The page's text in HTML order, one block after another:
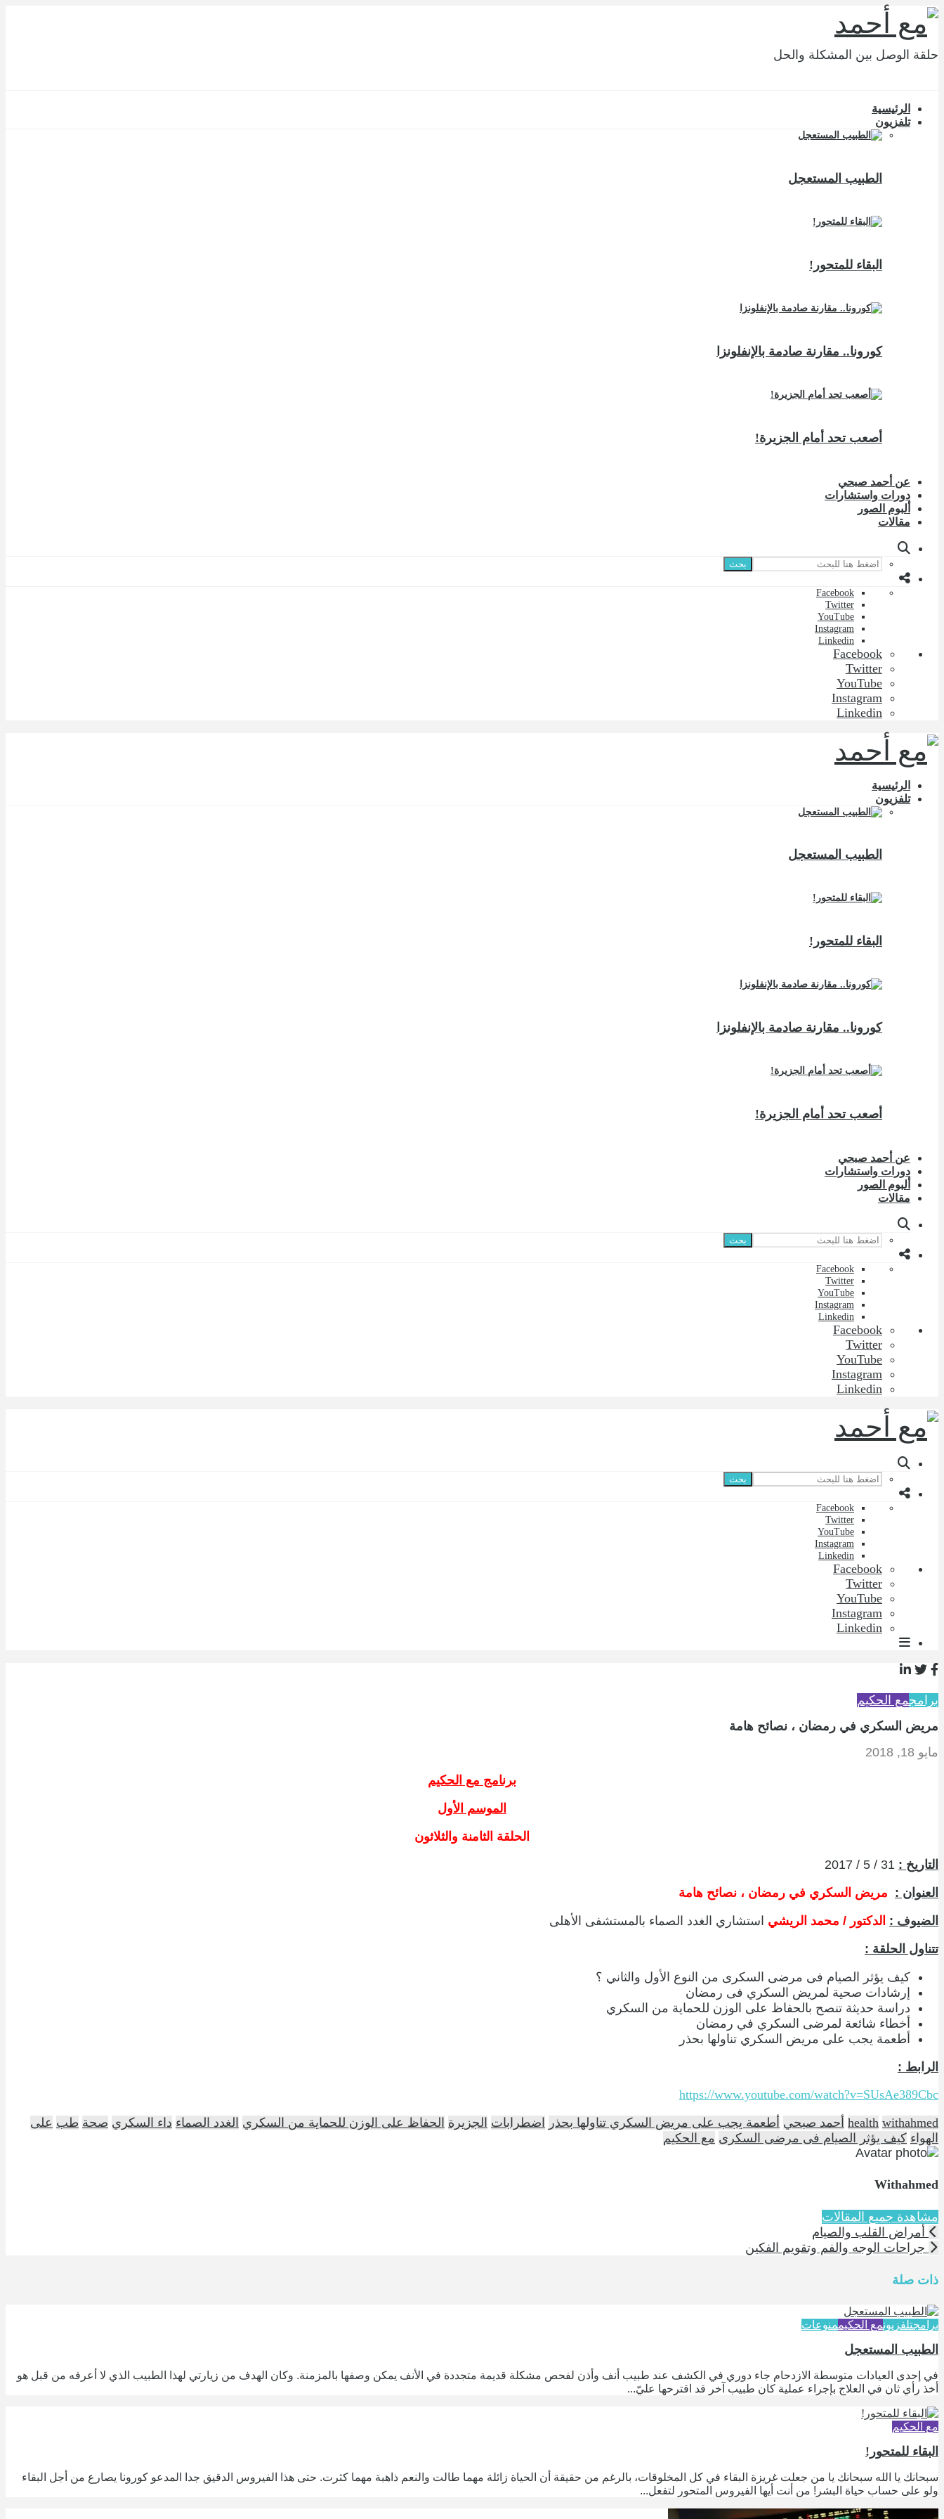
حلقة الوصل بين المشكلة والحل
الرئيسية
تلفزيون
الطبيب المستعجل
البقاء للمتحور!
كورونا.. مقارنة صادمة بالإنفلونزا
أصعب تحد أمام الجزيرة!
عن أحمد صبحي
دورات واستشارات
ألبوم الصور
مقالات
بحث
Facebook
Twitter
YouTube
Instagram
Linkedin
Facebook
Twitter
YouTube
Instagram
Linkedin
الرئيسية
تلفزيون
الطبيب المستعجل
البقاء للمتحور!
كورونا.. مقارنة صادمة بالإنفلونزا
أصعب تحد أمام الجزيرة!
عن أحمد صبحي
دورات واستشارات
ألبوم الصور
مقالات
بحث
Facebook
Twitter
YouTube
Instagram
Linkedin
Facebook
Twitter
YouTube
Instagram
Linkedin
بحث
Facebook
Twitter
YouTube
Instagram
Linkedin
Facebook
Twitter
YouTube
Instagram
Linkedin
برامجمع الحكيم
مريض السكري في رمضان ، نصائح هامة
مايو 18, 2018
برنامج مع الحكيم
الموسم الأول
الحلقة الثامنة والثلاثون
التاريخ :
العنوان : مريض السكري في رمضان ، نصائح هامة
الضيوف : الدكتور / محمد الريشي استشاري الغدد الصماء بالمستشفى الأهلى
تتناول الحلقة :
كيف يؤثر الصيام فى مرضى السكرى من النوع الأول والثاني ؟
إرشادات صحية لمريض السكري فى رمضان
دراسة حديثة تنصح بالحفاظ على الوزن للحماية من السكري
أخطاء شائعة لمرضى السكري في رمضان
أطعمة يجب على مريض السكري تناولها بحذر
الرابط :
https://www.youtube.com/watch?v=SUsAe389Cbc
health withahmed أحمد صبحي أطعمة يجب على مريض السكري تناولها بحذر اضطرابات الجزيرة الحفاظ على الوزن للحماية من السكري الغدد الصماء داء السكري صحة طب على
الهواء كيف يؤثر الصيام فى مرضى السكرى مع الحكيم
Withahmed
مشاهدة جميع المقالات
أمراض القلب والصيام
جراحات الوجه والفم وتقويم الفكين
ذات صلة
برامجتلفزيونمع الحكيممنوعات
الطبيب المستعجل
في إحدى العيادات متوسطة الازدحام جاء دوري في الكشف عند طبيب أنف وأذن لفحص مشكلة قديمة متجددة في الأنف يمكن وصفها بالمزمنة. وكان الهدف من زيارتي لهذا الطبيب الذي لا أعرفه من قبل هو
أخذ رأي ثان في العلاج بإجراء عملية كان طبيب آخر قد اقترحها عليّ...
مع الحكيم
البقاء للمتحور!
سبحانك يا الله سبحانك يا من جعلت غريزة البقاء في كل المخلوقات، بالرغم من حقيقة أن الحياة زائلة مهما طالت والنعم ذاهبة مهما كثرت. حتى هذا الفيروس الدقيق جدا المدعو كورونا يصارع من أجل البقاء
ولو على حساب حياة البشر! من أنت أيها الفيروس المتحور لتفعل...